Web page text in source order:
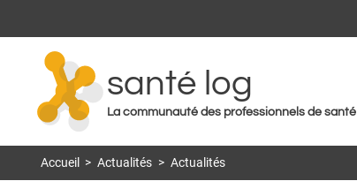
santé log
La communauté des professionnels de santé
Accueil > Actualités > Actualités